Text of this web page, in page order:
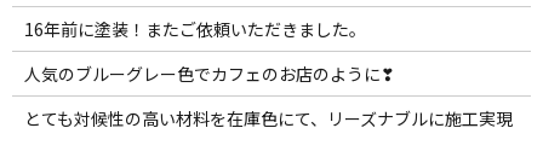
16年前に塗装！またご依頼いただきました。
人気のブルーグレー色でカフェのお店のように❣
とても対候性の高い材料を在庫色にて、リーズナブルに施工実現